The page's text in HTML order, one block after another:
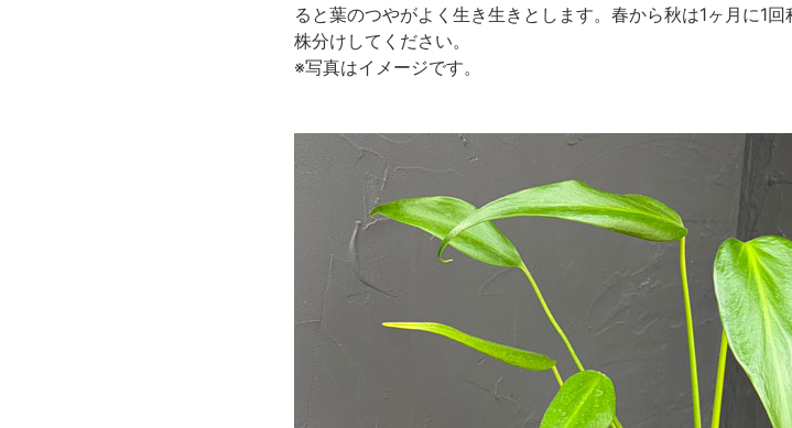
ると葉のつやがよく生き生きとします。春から秋は1ヶ月に1
株分けしてください。
※写真はイメージです。